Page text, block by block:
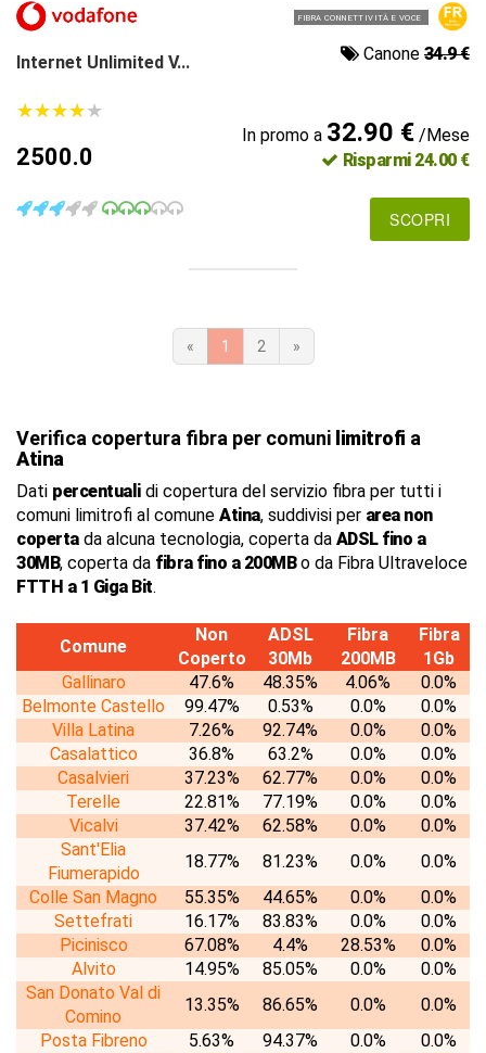
FIBRA CONNETTIVITÀ E VOCE
Internet Unlimited V... Canone 34.9 €
★★★★★
★★★★★
2500.0
In promo a 32.90 €/Mese
Risparmi 24.00 €
SCOPRI
« 1 2 »
Verifica copertura fibra per comuni limitrofi a
Atina
Dati percentualidi copertura del servizio fibra per tutti i
comuni limitrofi al comune Atina, suddivisi per area non
copertada alcuna tecnologia, coperta da ADSL fino a
30MB, coperta da fibra fino a 200MBo da Fibra Ultraveloce
FTTH a 1 Giga Bit.
Comune
Non
Coperto
ADSL
30Mb
Fibra
200MB
Fibra
1Gb
Gallinaro
47.6% 48.35% 4.06%
0.0%
Belmonte Castello
99.47% 0.53% 0.0%
0.0%
Villa Latina
7.26% 92.74% 0.0%
0.0%
Casalattico
36.8% 63.2% 0.0%
0.0%
Casalvieri
37.23% 62.77% 0.0%
0.0%
Terelle
22.81% 77.19% 0.0%
0.0%
Vicalvi
37.42% 62.58% 0.0%
0.0%
Sant'Elia
Fiumerapido
18.77% 81.23% 0.0%
0.0%
Colle San Magno
55.35% 44.65% 0.0%
0.0%
Settefrati
16.17% 83.83% 0.0%
0.0%
Picinisco
67.08% 4.4% 28.53%
0.0%
Alvito
14.95% 85.05% 0.0%
0.0%
San Donato Val di
Comino
13.35% 86.65% 0.0%
0.0%
Posta Fibreno
5.63% 94.37% 0.0%
0.0%